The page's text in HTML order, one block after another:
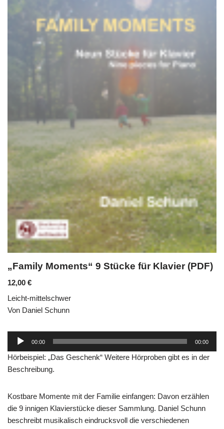
„Family Moments“ 9 Stücke für Klavier (PDF)
12,00 €
Leicht-mittelschwer
Von Daniel Schunn
Audio-
00:00 00:00
Hörbeispiel: „Das Geschenk“ Weitere Hörproben gibt es in der
Beschreibung.
Kostbare Momente mit der Familie einfangen: Davon erzählen
die 9 innigen Klavierstücke dieser Sammlung. Daniel Schunn
beschreibt musikalisch eindrucksvoll die verschiedenen